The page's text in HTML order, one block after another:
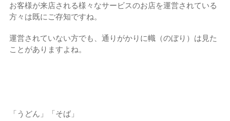
お客様が来店される様々なサービスのお店を運営されている
方々は既にご存知ですね。
運営されていない方でも、通りがかりに幟（のぼり）は見た
ことがありますよね。
「うどん」「そば」